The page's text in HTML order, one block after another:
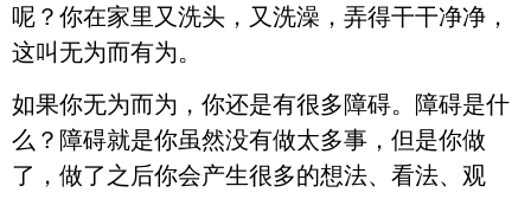
呢？你在家里又洗头，又洗澡，弄得干干净净，
这叫无为而有为。
如果你无为而为，你还是有很多障碍。障碍是什
么？障碍就是你虽然没有做太多事，但是你做
了，做了之后你会产生很多的想法、看法、观